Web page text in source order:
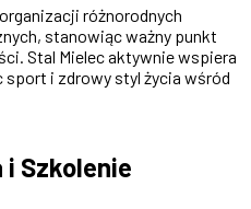
różnorodnych
stanowiąc ważny punkt
Stal Mielec aktywnie wspiera
i zdrowy styl życia wśród
i Szkolenie